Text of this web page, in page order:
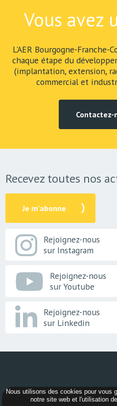
Vous avez
L'AER Bourgogne-Franche-
chaque étape du
(implantation, extension,
commercial et
Contactez-
Recevez toutes nos
Je m'abonne
Rejoignez-nous
sur Instagram
Rejoignez-nous
sur Youtube
Rejoignez-nous
sur Linkedin
© 2026 - AER Bourgogne-
Nous utilisons des cookies pour vous
notre site web et l'utilisation